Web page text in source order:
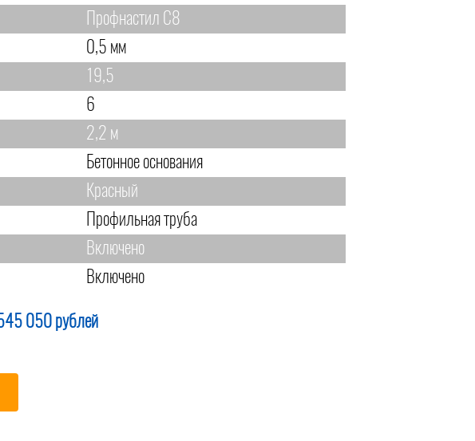
Профнастил С8
0,5 мм
19,5
6
2,2 м
Бетонное основания
Красный
Профильная труба
Включено
Включено
050 рублей